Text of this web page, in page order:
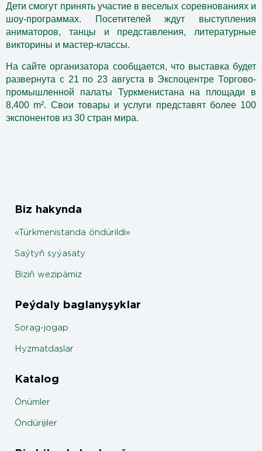
Дети смогут принять участие в веселых соревнованиях и
шоу-программах. Посетителей ждут выступления
аниматоров, танцы и представления, литературные
викторины и мастер-классы.
На сайте организатора сообщается, что выставка будет
развернута с 21 по 23 августа в Экспоцентре Торгово-
промышленной палаты Туркменистана на площади в
8,400 m². Свои товары и услуги представят более 100
экспонентов из 30 стран мира.
Biz hakynda
«Türkmenistanda öndürildi»
Saýtyň syýasaty
Biziň wezipämiz
Peýdaly baglanyşyklar
Sorag-jogap
Hyzmatdaşlar
Katalog
Önümler
Öndürijiler